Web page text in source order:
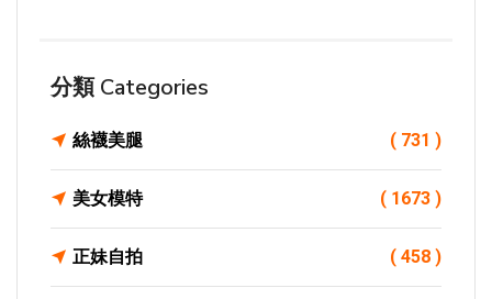
分類 Categories
絲襪美腿 ( 731 )
美女模特 ( 1673 )
正妹自拍 ( 458 )